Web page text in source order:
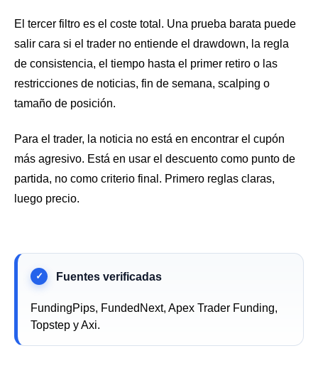
El tercer filtro es el coste total. Una prueba barata puede
salir cara si el trader no entiende el drawdown, la regla
de consistencia, el tiempo hasta el primer retiro o las
restricciones de noticias, fin de semana, scalping o
tamaño de posición.
Para el trader, la noticia no está en encontrar el cupón
más agresivo. Está en usar el descuento como punto de
partida, no como criterio final. Primero reglas claras,
luego precio.
FundingPips, FundedNext, Apex Trader Funding,
Topstep y Axi.